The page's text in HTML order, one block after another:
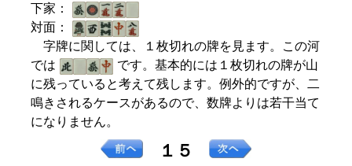
下家：
対面：
字牌に関しては、１枚切れの牌を見ます。この河
では
です。基本的には１枚切れの牌が山
に残っていると考えて残します。例外的ですが、二
鳴きされるケースがあるので、数牌よりは若干当て
になりません。
１５